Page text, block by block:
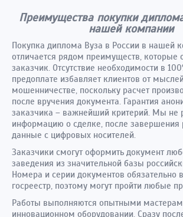
Преимущества покупки
нашей компании
Покупка диплома Вуза в России в нашей
отличается рядом преимуществ, которые
заказчик. Отсутствие необходимости в
предоплате избавляет клиентов от
мошенничестве, поскольку расчет
после вручения документа. Гарантия
заказчика – важнейший критерий. Мы не
информацию о сделке, после завершения
данные с цифровых носителей.
Заказчики смогут оформить документ
заведения из значительной базы
Номера и серии документов обязательно
госреестр, поэтому могут пройти любые
Работы выполняются опытными
инновационном оборудовании. Сразу